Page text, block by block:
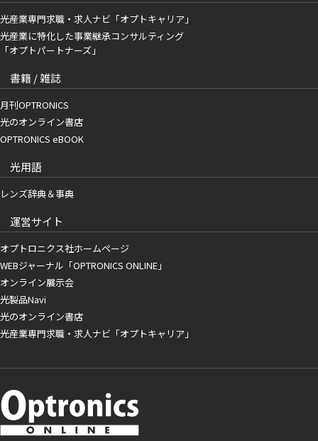
光産業専門求職・求人ナビ「オプトキャリア」
光産業に特化した事業継承コンサルティング
「オプトパートナーズ」
書籍 / 雑誌
月刊OPTRONICS
光のオンライン書店
OPTRONICS eBOOK
光用語
レンズ辞典＆事典
運営サイト
オプトロニクス社ホームページ
WEBジャーナル「OPTRONICS ONLINE」
オンライン展示会
光製品Navi
光のオンライン書店
光産業専門求職・求人ナビ「オプトキャリア」